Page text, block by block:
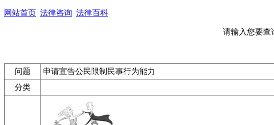
网站首页 法律咨询 法律百科
请输入您要查
问题
申请宣告公民限制民事行为能力
分类